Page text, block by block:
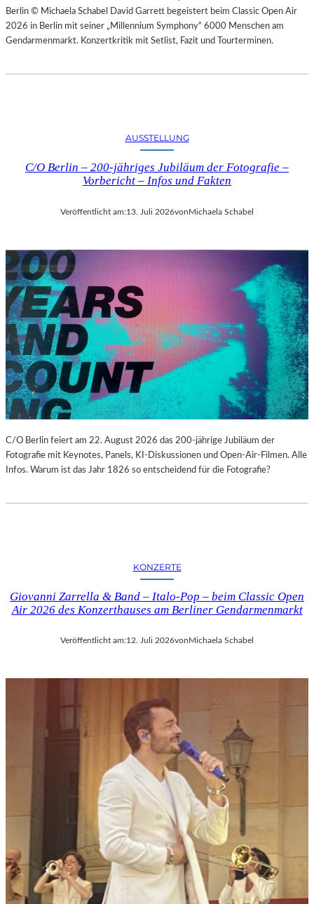
Berlin © Michaela Schabel David Garrett begeistert beim Classic Open Air
2026 in Berlin mit seiner „Millennium Symphony“ 6000 Menschen am
Gendarmenmarkt. Konzertkritik mit Setlist, Fazit und Tourterminen.
AUSSTELLUNG
C/O Berlin – 200-jähriges Jubiläum der Fotografie –
Vorbericht – Infos und Fakten
Veröffentlicht am:13. Juli 2026vonMichaela Schabel
C/O Berlin feiert am 22. August 2026 das 200-jährige Jubiläum der
Fotografie mit Keynotes, Panels, KI-Diskussionen und Open-Air-Filmen. Alle
Infos. Warum ist das Jahr 1826 so entscheidend für die Fotografie?
KONZERTE
Giovanni Zarrella & Band – Italo-Pop – beim Classic Open
Air 2026 des Konzerthauses am Berliner Gendarmenmarkt
Veröffentlicht am:12. Juli 2026von Michaela Schabel